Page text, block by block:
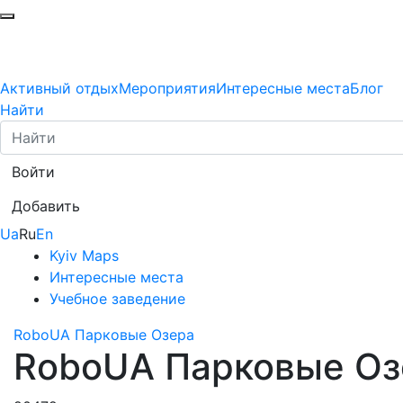
Активный отдыхМероприятияИнтересные местаБлог
Найти
Войти
Добавить
UaRuEn
Kyiv Maps
Интересные места
Учебное заведение
RoboUA Парковые Озера
RoboUA Парковые